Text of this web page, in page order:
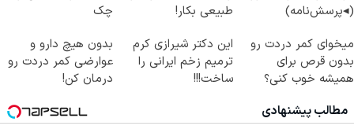
(◂پرسش‌نامه)
طبیعی بکار!
چک
میخوای کمر دردت رو
بدون قرص برای
همیشه خوب کنی؟
کن)
این دکتر شیرازی کرم
ترمیم زخم ایرانی را
ساخت!!!
بدون هیچ دارو و
عوارضی کمر دردت رو
درمان کن!
مطالب پیشنهادی